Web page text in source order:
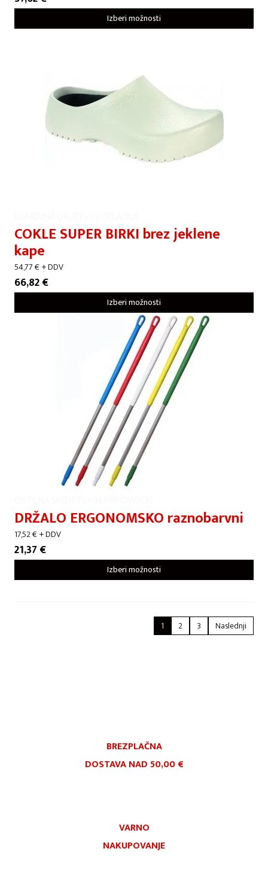
Izberi možnosti
COKLE SUPER BIRKI brez jeklene
kape
54,77€+ DDV
66,82€
Izberi možnosti
DRŽALO ERGONOMSKO raznobarvni
17,52€+ DDV
21,37 €
Izberi možnosti
1 2 3 Naslednji
BREZPLAČNA
DOSTAVA NAD 50,00 €
VARNO
NAKUPOVANJE